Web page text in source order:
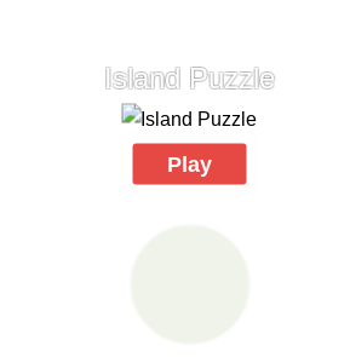
Island Puzzle
Play